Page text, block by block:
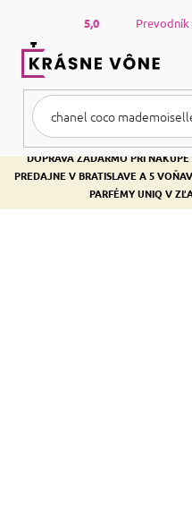
obsah
DOPRAVA ZADARMO PRI
PREDAJNE V BRATISLAVE A 5
PARFÉMY UNIQ V
5,0 Prevodník